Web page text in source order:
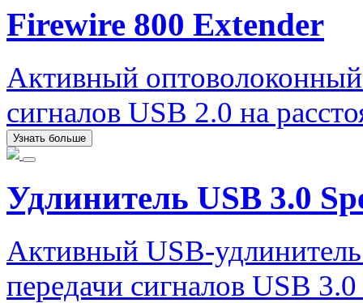
Firewire 800 Extender
Активный
сигналов USB 2.0 на
Узнать больше
Удлинитель USB 3.0
Активный USB-
передачи сигналов USB